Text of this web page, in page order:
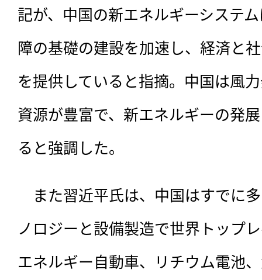
記が、中国の新エネルギーシステ
障の基礎の建設を加速し、経済と
を提供していると指摘。中国は風
資源が豊富で、新エネルギーの発
ると強調した。
また習近平氏は、中国はすでに
ノロジーと設備製造で世界トップ
エネルギー自動車、リチウム電池